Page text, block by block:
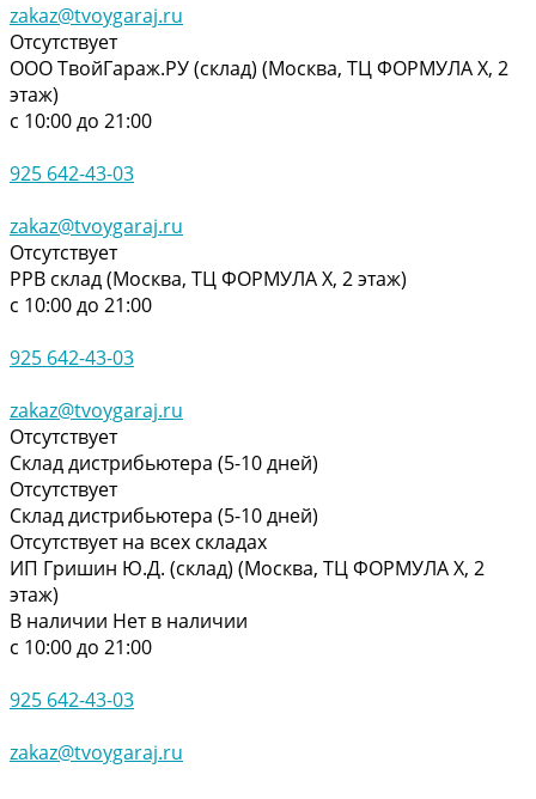
zakaz@tvoygaraj.ru
Отсутствует
ООО ТвойГараж.РУ (склад) (Москва, ТЦ ФОРМУЛА Х, 2
этаж)
с 10:00 до 21:00
925 642-43-03
zakaz@tvoygaraj.ru
Отсутствует
РРВ склад (Москва, ТЦ ФОРМУЛА Х, 2 этаж)
с 10:00 до 21:00
925 642-43-03
zakaz@tvoygaraj.ru
Отсутствует
Склад дистрибьютера (5-10 дней)
Отсутствует
Склад дистрибьютера (5-10 дней)
Отсутствует на всех складах
ИП Гришин Ю.Д. (склад) (Москва, ТЦ ФОРМУЛА Х, 2
этаж)
В наличии Нет в наличии
с 10:00 до 21:00
925 642-43-03
zakaz@tvoygaraj.ru